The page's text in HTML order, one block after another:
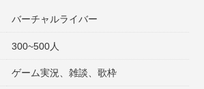
バーチャルライバー
300~500人
ゲーム実況、雑談、歌枠